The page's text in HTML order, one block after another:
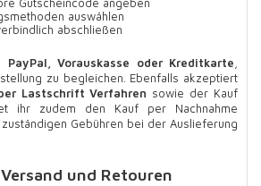
auswählen
abschließen
PayPal, Vorauskasse oder Kreditkarte
zu begleichen. Ebenfalls akzeptiert
Lastschrift Verfahren sowie der Kauf
ihr zudem den Kauf per Nachnahme
Gebühren bei der Auslieferung
und Retouren